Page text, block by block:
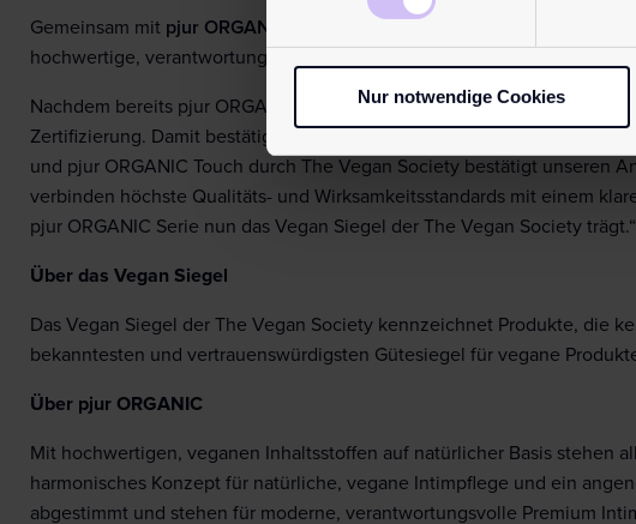
Nur notwendige Cookies
Gemeinsam mit pjur ORGANIC Care
bilden die Produkte ein
hochwertige, verantwortungsvolle Produktlösungen.
Nachdem bereits pjur ORGANIC Care mit dem Vegan Siegel
Zertifizierung. Damit bestätigt sich der konsequente Ansatz der
und pjur ORGANIC Touch durch The Vegan Society bestätigt unseren
verbinden höchste Qualitäts- und Wirksamkeitsstandards mit einem
pjur ORGANIC Serie nun das Vegan Siegel der The Vegan Society trägt.“
Über das Vegan Siegel
Das Vegan Siegel der The Vegan Society kennzeichnet Produkte, die
bekanntesten und vertrauenswürdigsten Gütesiegel für vegane
Über pjur ORGANIC
Mit hochwertigen, veganen Inhaltsstoffen auf natürlicher Basis stehen
harmonisches Konzept für natürliche, vegane Intimpflege und ein
abgestimmt und stehen für moderne, verantwortungsvolle Premium